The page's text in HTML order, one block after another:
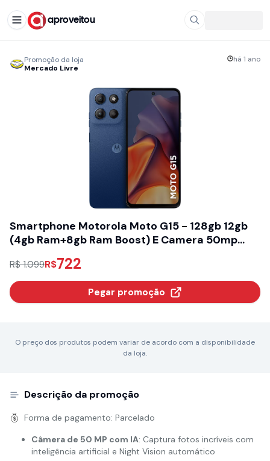
aproveitou
Promoção da loja
Mercado Livre
há 1 ano
Smartphone Motorola Moto G15 - 128gb 12gb
(4gb Ram+8gb Ram Boost) E Camera 50mp
Fhd+ 6.7 Com Superbrilho Nfc Azul Escuro
R$ 1.099R$722
Pegar promoção
O preço dos produtos podem variar de acordo com a disponibilidade
da loja.
Descrição da promoção
Forma de pagamento: Parcelado
Câmera de 50 MP com IA: Captura fotos incríveis com
inteligência artificial e Night Vision automático